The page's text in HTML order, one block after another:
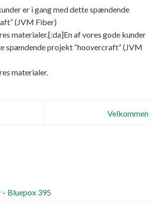
er i gang med dette spændende
(JVM Fiber)
materialer.[:da]En af vores gode kunder
spændende projekt “hoovercraft” (JVM
materialer.
Velkommen
– Bluepox 395